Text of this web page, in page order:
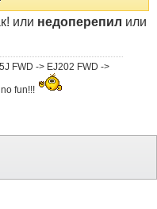
или недоперепил или
FWD -> EJ202 FWD ->
fun!!!